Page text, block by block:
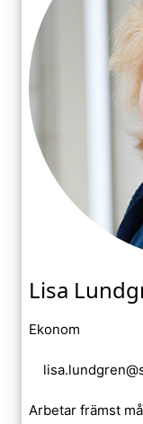
Lisa
Ekonom
Arbetar främst